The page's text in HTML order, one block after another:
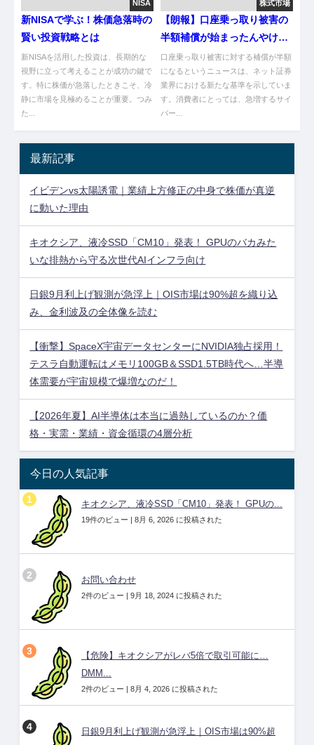
NISA
新NISAで学ぶ！株価急落時の
賢い投資戦略とは
新NISAを活用した投資は、長期的な
視野に立って考えることが成功の鍵で
す。特に株価が急落したときこそ、冷
静に市場を見極めることが重要。つみ
た...
株式市場
【朗報】口座乗っ取り被害の
半額補償が始まったんやけ
ど！
口座乗っ取り被害に対する補償が半額
になるというニュースは、ネット証券
業界における新たな基準を示していま
す。消費者にとっては、急増するサイ
バー...
最新記事
イビデンvs太陽誘電｜業績上方修正の中身で株価が真逆
に動いた理由
キオクシア、液冷SSD「CM10」発表！ GPUのバカみた
いな排熱から守る次世代AIインフラ向け
日銀9月利上げ観測が急浮上｜OIS市場は90%超を織り込
み、金利波及の全体像を読む
【衝撃】SpaceX宇宙データセンターにNVIDIA独占採用！
テスラ自動運転はメモリ100GB＆SSD1.5TB時代へ…半導
体需要が宇宙規模で爆増なのだ！
【2026年夏】AI半導体は本当に過熱しているのか？価
格・実需・業績・資金循環の4層分析
今日の人気記事
キオクシア、液冷SSD「CM10」発表！ GPUの...
19件のビュー | 8月 6, 2026 に投稿された
お問い合わせ
2件のビュー | 9月 18, 2024 に投稿された
【危険】キオクシアがレバ5倍で取引可能に…
DMM...
2件のビュー | 8月 4, 2026 に投稿された
日銀9月利上げ観測が急浮上｜OIS市場は90%超